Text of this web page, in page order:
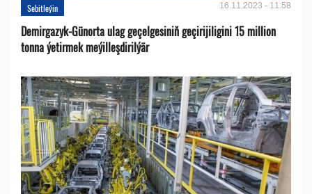
Sebitleýin 16.11.2023 - 11:58
Demirgazyk-Günorta ulag geçelgesiniň geçirijiligini 15 million
tonna ýetirmek meýilleşdirilýär